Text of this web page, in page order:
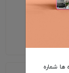
ها شماره